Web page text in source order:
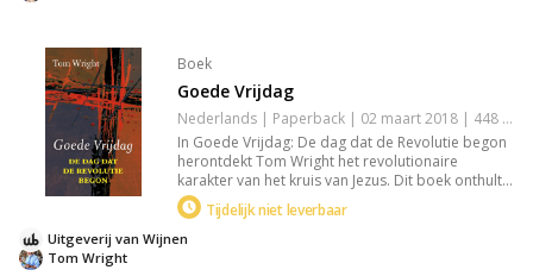
Boek
Goede Vrijdag
Nederlands | Paperback | 02 maart 2018 | 448 pagina's | Basisbijbel | 9789051945478
In Goede Vrijdag: De dag dat de Revolutie begon
herontdekt Tom Wright het revolutionaire
karakter van het kruis van Jezus. Dit boek onthult
hoe het offer van Jezus verder reikt dan
persoonlijke verlossing en ons uitnodigt tot een
wereldveranderende beweging, volgens de
Tijdelijk niet leverbaar
Tom Wright
Uitgeverij van Wijnen